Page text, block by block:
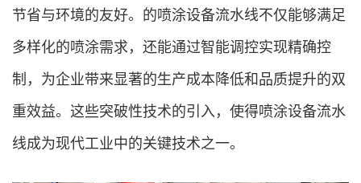
节省与环境的友好。的喷涂设备流水线不仅能够满足
多样化的喷涂需求，还能通过智能调控实现精确控
制，为企业带来显著的生产成本降低和品质提升的双
重效益。这些突破性技术的引入，使得喷涂设备流水
线成为现代工业中的关键技术之一。